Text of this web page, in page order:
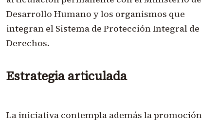
Desarrollo Humano y los organismos que
integran el Sistema de Protección Integral de
Derechos.
Estrategia articulada
La iniciativa contempla además la promoción